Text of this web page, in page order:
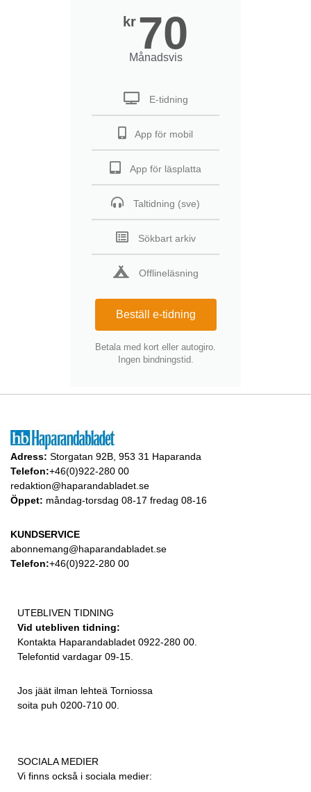
kr 70
Månadsvis
E-tidning
App för mobil
App för läsplatta
Taltidning (sve)
Sökbart arkiv
Offlineläsning
Beställ e-tidning
Betala med kort eller autogiro.
Ingen bindningstid.
Adress: Storgatan 92B, 953 31 Haparanda
Telefon:+46(0)922-280 00
redaktion@haparandabladet.se
Öppet: måndag-torsdag 08-17 fredag 08-16
KUNDSERVICE
abonnemang@haparandabladet.se
Telefon:+46(0)922-280 00
UTEBLIVEN TIDNING
Vid utebliven tidning:
Kontakta Haparandabladet 0922-280 00.
Telefontid vardagar 09-15.
Jos jäät ilman lehteä Torniossa
soita puh 0200-710 00.
SOCIALA MEDIER
Vi finns också i sociala medier: